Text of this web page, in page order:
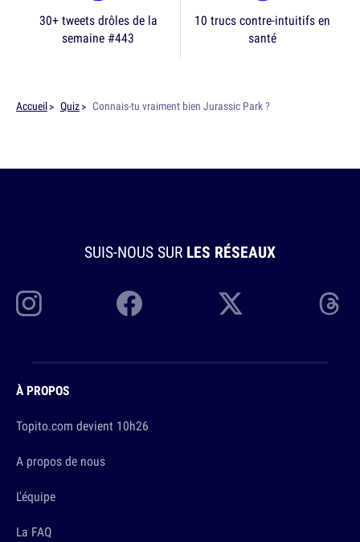
30+ tweets drôles de la
semaine #443
10 trucs contre-intuitifs en
santé
Accueil Quiz Connais-tu vraiment bien Jurassic Park ?
SUIS-NOUS SUR LES RÉSEAUX
À PROPOS
Topito.com devient 10h26
A propos de nous
L'équipe
La FAQ